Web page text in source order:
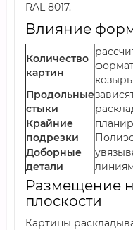
RAL 8017.
Влияние
Количество
картин
Продольные
стыки
Крайние
подрезки
Доборные
детали
Размещение
плоскости
Картины